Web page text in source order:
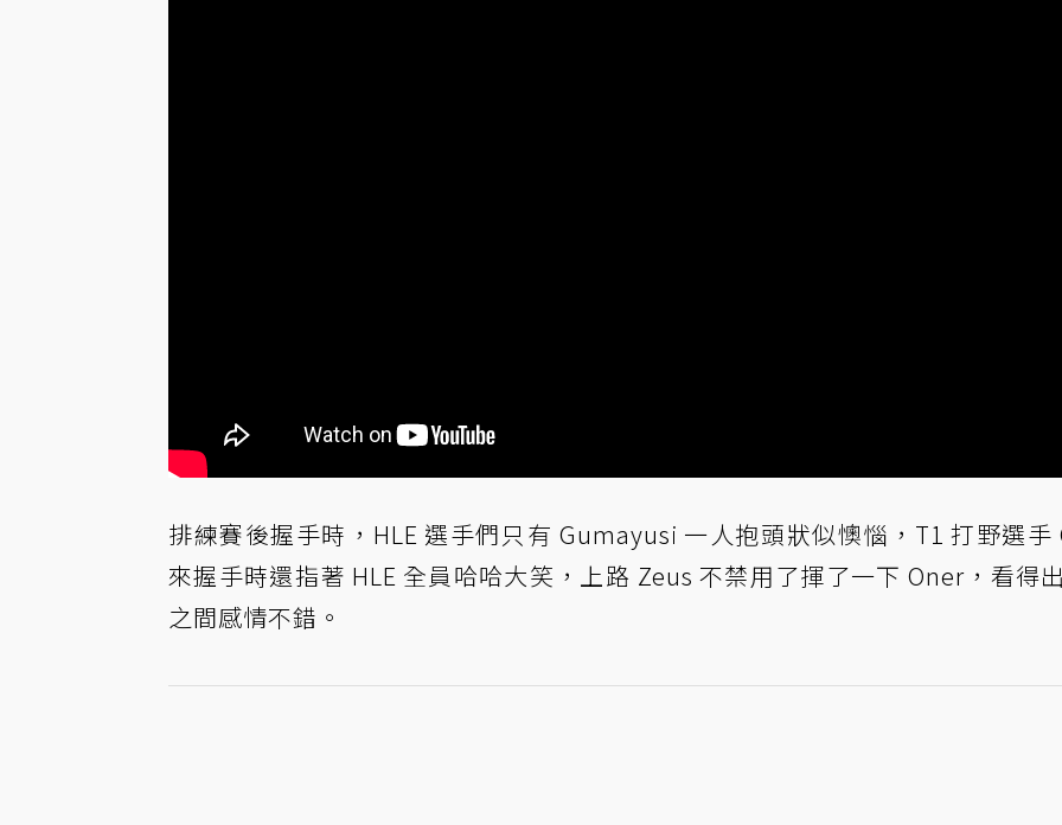
排練賽後握手時，HLE 選手們只有 Gumayusi 一人抱頭狀似懊惱，T1 打野選手
來握手時還指著 HLE 全員哈哈大笑，上路 Zeus 不禁用了揮了一下 Oner，看得
之間感情不錯。